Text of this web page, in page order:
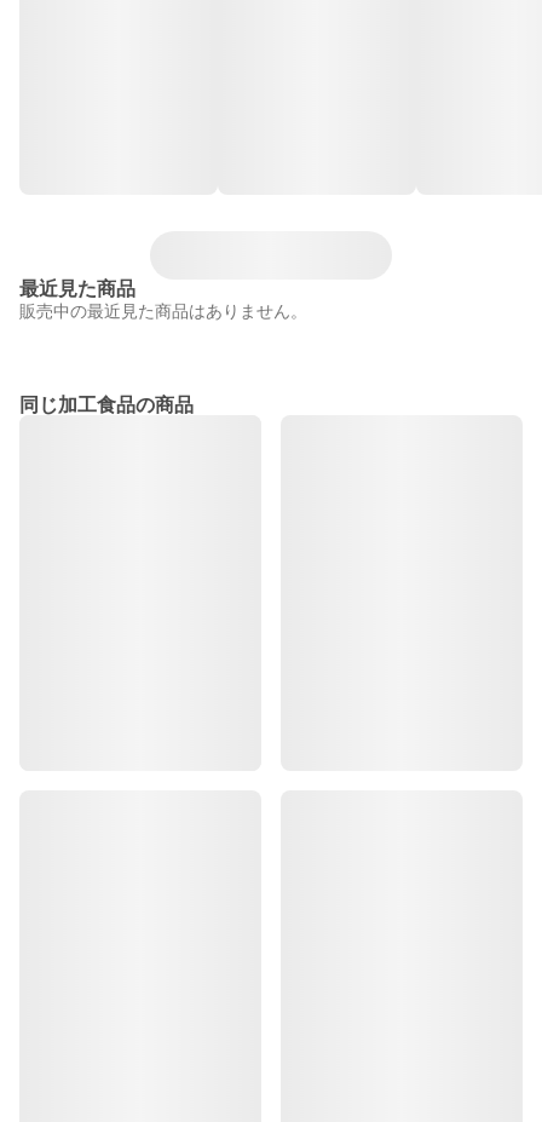
最近見た商品
販売中の最近見た商品はありません。
同じ加工食品の商品